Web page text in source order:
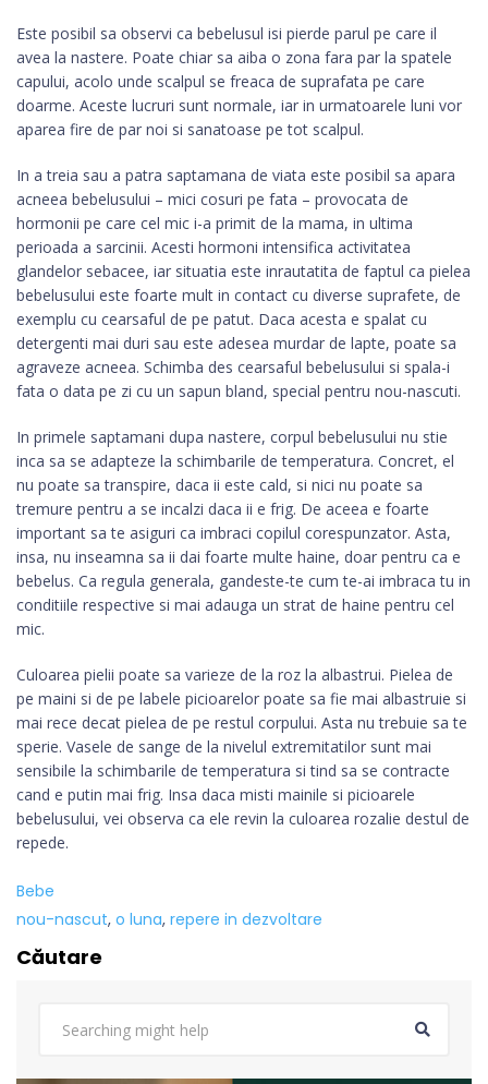
Este posibil sa observi ca bebelusul isi pierde parul pe care il
avea la nastere. Poate chiar sa aiba o zona fara par la spatele
capului, acolo unde scalpul se freaca de suprafata pe care
doarme. Aceste lucruri sunt normale, iar in urmatoarele luni vor
aparea fire de par noi si sanatoase pe tot scalpul.
In a treia sau a patra saptamana de viata este posibil sa apara
acneea bebelusului – mici cosuri pe fata – provocata de
hormonii pe care cel mic i-a primit de la mama, in ultima
perioada a sarcinii. Acesti hormoni intensifica activitatea
glandelor sebacee, iar situatia este inrautatita de faptul ca pielea
bebelusului este foarte mult in contact cu diverse suprafete, de
exemplu cu cearsaful de pe patut. Daca acesta e spalat cu
detergenti mai duri sau este adesea murdar de lapte, poate sa
agraveze acneea. Schimba des cearsaful bebelusului si spala-i
fata o data pe zi cu un sapun bland, special pentru nou-nascuti.
In primele saptamani dupa nastere, corpul bebelusului nu stie
inca sa se adapteze la schimbarile de temperatura. Concret, el
nu poate sa transpire, daca ii este cald, si nici nu poate sa
tremure pentru a se incalzi daca ii e frig. De aceea e foarte
important sa te asiguri ca imbraci copilul corespunzator. Asta,
insa, nu inseamna sa ii dai foarte multe haine, doar pentru ca e
bebelus. Ca regula generala, gandeste-te cum te-ai imbraca tu in
conditiile respective si mai adauga un strat de haine pentru cel
mic.
Culoarea pielii poate sa varieze de la roz la albastrui. Pielea de
pe maini si de pe labele picioarelor poate sa fie mai albastruie si
mai rece decat pielea de pe restul corpului. Asta nu trebuie sa te
sperie. Vasele de sange de la nivelul extremitatilor sunt mai
sensibile la schimbarile de temperatura si tind sa se contracte
cand e putin mai frig. Insa daca misti mainile si picioarele
bebelusului, vei observa ca ele revin la culoarea rozalie destul de
repede.
Bebe
nou-nascut, o luna, repere in dezvoltare
Căutare